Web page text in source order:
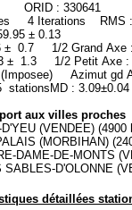
ORID : 330641
4 Iterations RMS
± 0.13
0.7 1/2 Grand
± 1.3 1/2 Petit Axe
Azimut gd
stationsMD :
aux villes proches
(VENDEE) (4900
(MORBIHAN)
DAME-DE-MONTS
D'OLONNE
détaillées